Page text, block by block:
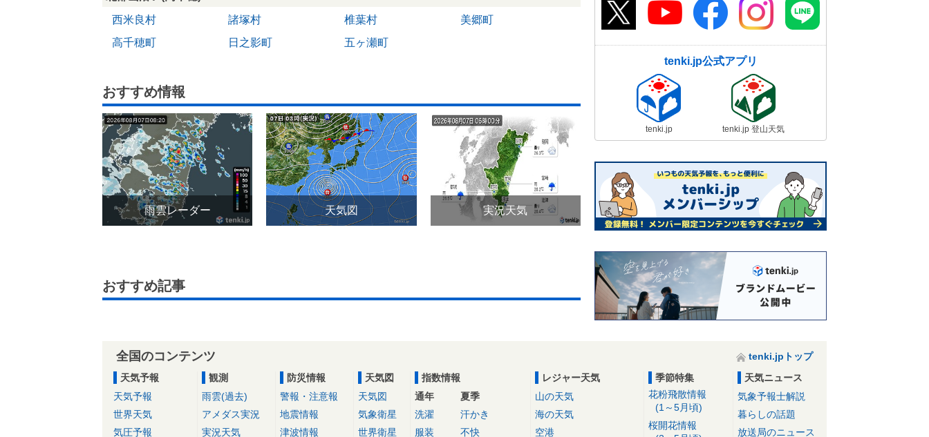
西米良村
諸塚村 椎葉村
美郷町
高千穂町
日之影町 五ヶ瀬町
おすすめ情報
雨雲レーダー 天気図 実況天気
おすすめ記事
tenki.jp公式アプリ
tenki.jp tenki.jp 登山天気
全国のコンテンツ
tenki.jpトップ
天気予報
天気予報
世界天気
気圧予報
観測
雨雲(過去)
アメダス実況
実況天気
防災情報
警報・注意報
地震情報
津波情報
天気図
天気図
気象衛星
世界衛星
指数情報
通年
洗濯
服装
夏季
汗かき
不快
レジャー天気
山の天気
海の天気
空港
季節特集
花粉飛散情報
(1～5月頃)
桜開花情報
天気ニュース
気象予報士解説
暮らしの話題
放送局のニュース